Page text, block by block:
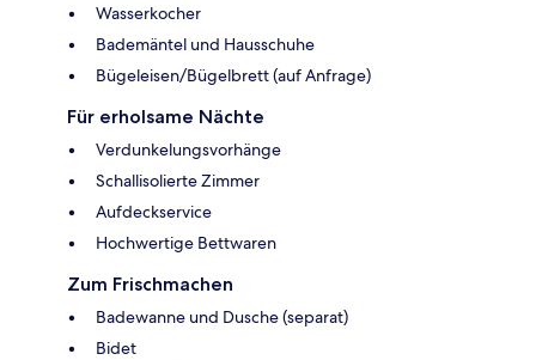
Wasserkocher
Bademäntel und Hausschuhe
Bügeleisen/Bügelbrett (auf Anfrage)
Für erholsame Nächte
Verdunkelungsvorhänge
Schallisolierte Zimmer
Aufdeckservice
Hochwertige Bettwaren
Zum Frischmachen
Badewanne und Dusche (separat)
Bidet